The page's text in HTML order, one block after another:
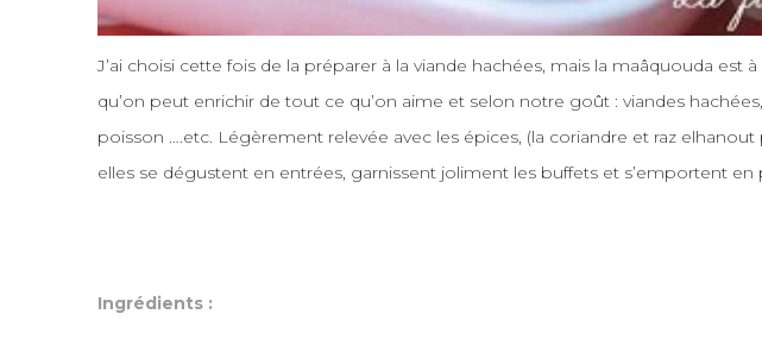
J’ai choisi cette fois de la préparer à la viande hachées, mais la maâquouda est
qu’on peut enrichir de tout ce qu’on aime et selon notre goût : viandes
poisson ….etc. Légèrement relevée avec les épices, (la coriandre et raz elhanout
elles se dégustent en entrées, garnissent joliment les buffets et s’emportent en
Ingrédients :